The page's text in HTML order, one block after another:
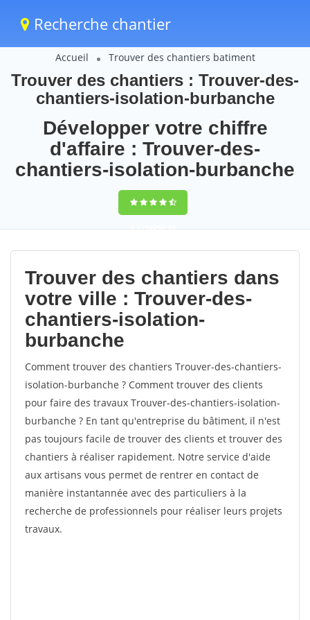
Recherche chantier
Accueil Trouver des chantiers batiment
Trouver des chantiers : Trouver-des-
chantiers-isolation-burbanche
Développer votre chiffre
d'affaire : Trouver-des-
chantiers-isolation-burbanche
9,5(100%)93
votes
Trouver des chantiers dans
votre ville : Trouver-des-
chantiers-isolation-
burbanche
Comment trouver des chantiers Trouver-des-chantiers-
isolation-burbanche ? Comment trouver des clients
pour faire des travaux Trouver-des-chantiers-isolation-
burbanche ? En tant qu'entreprise du bâtiment, il n'est
pas toujours facile de trouver des clients et trouver des
chantiers à réaliser rapidement. Notre service d'aide
aux artisans vous permet de rentrer en contact de
manière instantannée avec des particuliers à la
recherche de professionnels pour réaliser leurs projets
travaux.